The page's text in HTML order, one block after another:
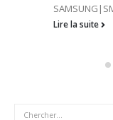
Lire la suite